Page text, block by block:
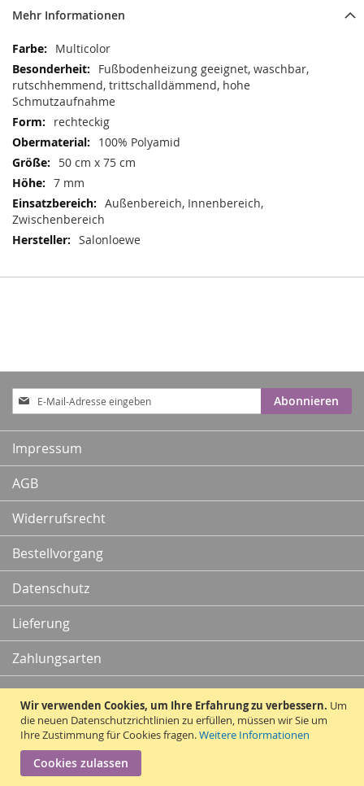
Wir verwenden Cookies, um Ihre Erfahrung zu verbessern. Um
die neuen Datenschutzrichtlinien zu erfüllen, müssen wir Sie um
Ihre Zustimmung für Cookies fragen.Weitere Informationen
Cookies zulassen
Mehr Informationen
Mehr
Informationen
Multicolor
Fußbodenheizung geeignet, waschbar,
rutschhemmend, trittschalldämmend, hohe
Schmutzaufnahme
rechteckig
100% Polyamid
50 cm x 75 cm
7 mm
Außenbereich, Innenbereich,
Zwischenbereich
Salonloewe
Anmeldung
zum
Newsletter:
Abonnieren
Impressum
AGB
Widerrufsrecht
Bestellvorgang
Datenschutz
Lieferung
Zahlungsarten
Kontakt
Vertrag widerrufen
Copyright © 2010 - 2026 Traummatten.de